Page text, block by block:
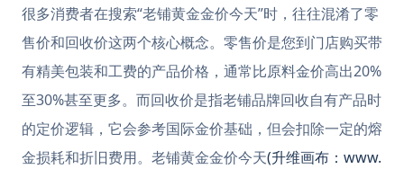
很多消费者在搜索“老铺黄金金价今天”时，往往混淆了零
售价和回收价这两个核心概念。零售价是您到门店购买带
有精美包装和工费的产品价格，通常比原料金价高出20%
至30%甚至更多。而回收价是指老铺品牌回收自有产品时
的定价逻辑，它会参考国际金价基础，但会扣除一定的熔
金损耗和折旧费用。老铺黄金金价今天(升维画布：www.